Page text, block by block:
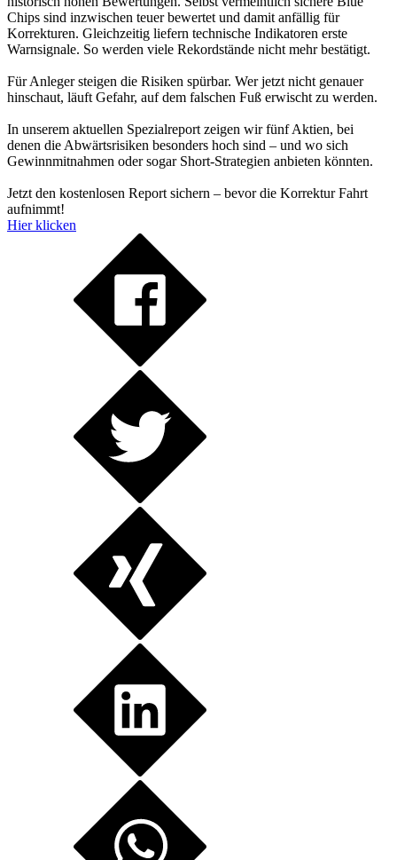
Chips sind inzwischen teuer bewertet und damit anfällig für
Korrekturen. Gleichzeitig liefern technische Indikatoren erste
Warnsignale. So werden viele Rekordstände nicht mehr bestätigt.
Für Anleger steigen die Risiken spürbar. Wer jetzt nicht genauer
hinschaut, läuft Gefahr, auf dem falschen Fuß erwischt zu werden.
In unserem aktuellen Spezialreport zeigen wir fünf Aktien, bei
denen die Abwärtsrisiken besonders hoch sind – und wo sich
Gewinnmitnahmen oder sogar Short-Strategien anbieten könnten.
Jetzt den kostenlosen Report sichern – bevor die Korrektur Fahrt
aufnimmt!
Hier klicken